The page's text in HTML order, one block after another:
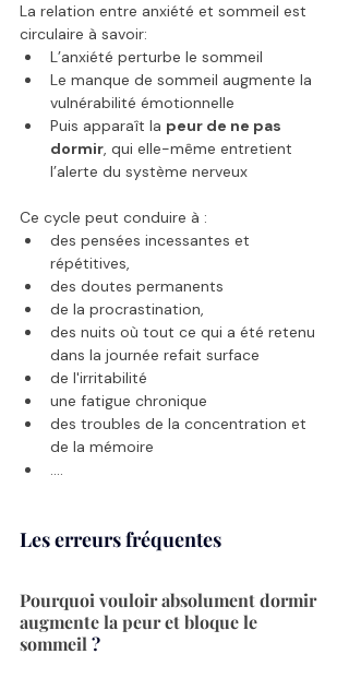
La relation entre anxiété et sommeil est
circulaire à savoir:
L’anxiété perturbe le sommeil
Le manque de sommeil augmente la
vulnérabilité émotionnelle
Puis apparaît la peur de ne pas
dormir, qui elle-même entretient
l’alerte du système nerveux
Ce cycle peut conduire à :
des pensées incessantes et
répétitives,
des doutes permanents
de la procrastination,
des nuits où tout ce qui a été retenu
dans la journée refait surface
de l'irritabilité
une fatigue chronique
des troubles de la concentration et
de la mémoire
....
Les erreurs fréquentes
Pourquoi vouloir absolument dormir
augmente la peur et bloque le
sommeil ?